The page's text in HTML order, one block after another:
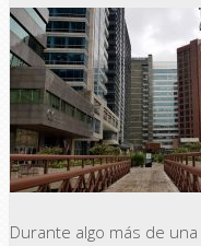
Durante algo más de